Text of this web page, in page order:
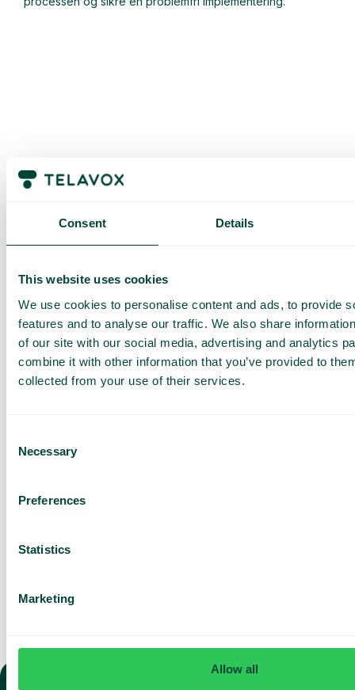
Consent Details
This website uses cookies
We use cookies to personalise content and ads, to provide
features and to analyse our traffic. We also share
of our site with our social media, advertising and analytics
combine it with other information that you’ve provided to
collected from your use of their services.
Selection
Necessary
Preferences
Statistics
Marketing
Allow all
Få en
demo og et
Gennemgang af vores
Tilbud tilpasset din
virksomhed
Udforsk mulighederne
for dig og dit team